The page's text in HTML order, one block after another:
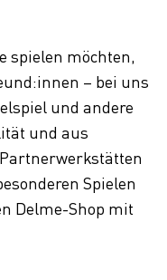
spielen möchten,
– bei uns
und andere
und aus
Spielen
Delme-Shop mit